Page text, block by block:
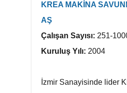
KREA MAKİNA
AŞ
Çalışan Sayısı: 251-
Kuruluş Yılı: 2004
İzmir Sanayisinde lider